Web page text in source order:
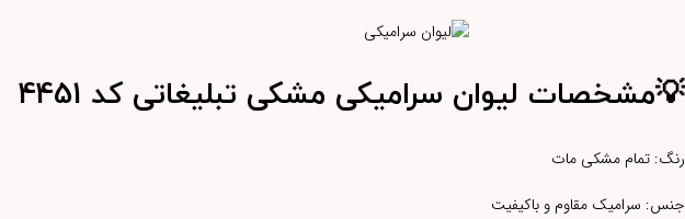
💡مشخصات لیوان سرامیکی مشکی تبلیغاتی کد 4451
رنگ: تمام مشکی مات
جنس: سرامیک مقاوم و باکیفیت